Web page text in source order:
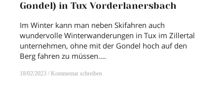
Gondel) in Tux Vorderlanersbach
Im Winter kann man neben Skifahren auch
wundervolle Winterwanderungen in Tux im Zillertal
unternehmen, ohne mit der Gondel hoch auf den
Berg fahren zu müssen.…
18/02/2023 Kommentar schreiben